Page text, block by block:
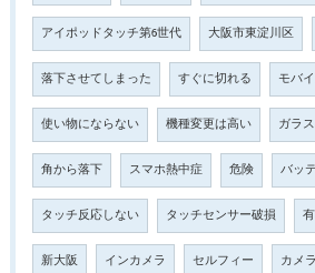
アイポッドタッチ第6世代 大阪市東淀川区
落下させてしまった すぐに切れる モバ
使い物にならない 機種変更は高い ガラ
角から落下 スマホ熱中症 危険 バッ
タッチ反応しない タッチセンサー破損
新大阪 インカメラ セルフィー カメ